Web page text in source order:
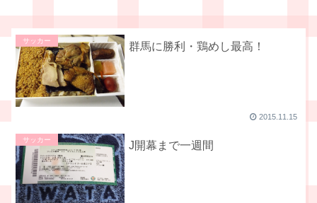
サッカー 群馬に勝利・鶏めし最高！
2015.11.15
サッカー J開幕まで一週間